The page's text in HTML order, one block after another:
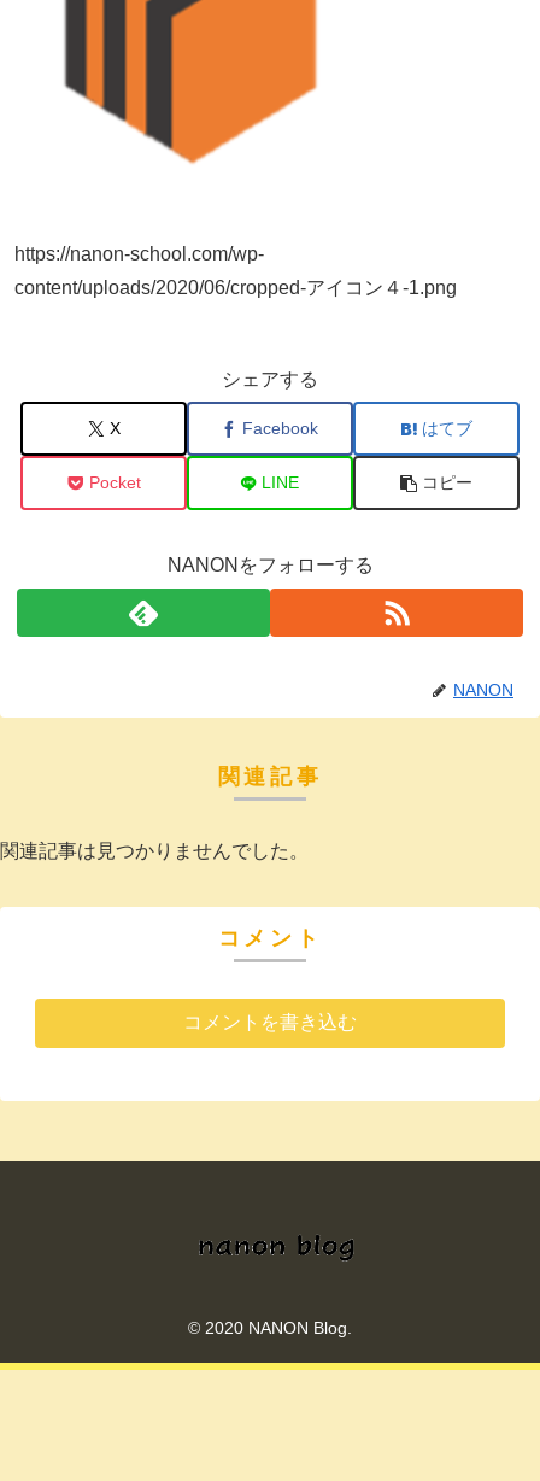
https://nanon-school.com/wp-
content/uploads/2020/06/cropped-アイコン４-1.png
シェアする
X Facebook はてブ
Pocket LINE コピー
NANONをフォローする
NANON
関連記事
関連記事は見つかりませんでした。
コメント
コメントを書き込む
© 2020 NANON Blog.